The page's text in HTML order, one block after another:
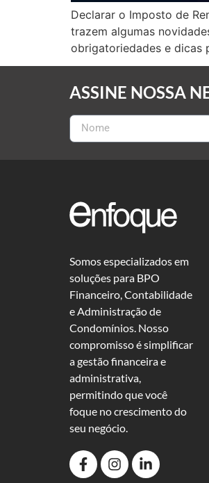
Declarar o Imposto de
trazem algumas
obrigatoriedades e dicas
ASSINE NOSSA
Somos especializados em
soluções para BPO
Financeiro, Contabilidade
e Administração de
Condomínios. Nosso
compromisso é simplificar
a gestão financeira e
administrativa,
permitindo que você
foque no crescimento do
seu negócio.